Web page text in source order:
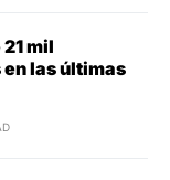
mil
las últimas